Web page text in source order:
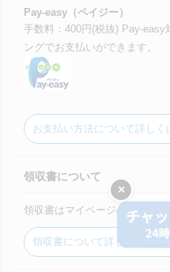
Pay-easy（ペイジー）
手数料：400円(税抜) Pay-easy
ングでお支払いができます。
お支払い方法について詳しく
領収書について
領収書はマイページの購入履歴
領収書について詳しくはこち
×